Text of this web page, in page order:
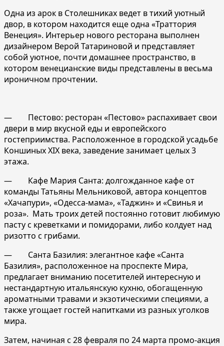
Одна из арок в Столешниках ведет в тихий уютный
двор, в котором находится еще одна «Траттория
Венеция». Интерьер нового ресторана выполнен
дизайнером Верой Татариновой и представляет
собой уютное, почти домашнее пространство, в
котором венецианские виды представлены в весьма
ироничном прочтении.
— Пестово: ресторан «Пестово» распахивает свои
двери в мир вкусной еды и европейского
гостеприимства. Расположенное в городской усадьбе
Коншиных XIX века, заведение занимает целых 3
этажа.
— Кафе Мария Санта: долгожданное кафе от
команды Татьяны Мельниковой, автора концептов
«Хачапури», «Одесса-мама», «Таджин» и «Свинья и
роза». Мать троих детей постоянно готовит любимую
пасту с креветками и помидорами, либо колдует над
ризотто с грибами.
— Санта Базилия: элегантное кафе «Санта
Базилия», расположенное на проспекте Мира,
предлагает вниманию посетителей интересную и
нестандартную итальянскую кухню, обогащенную
ароматными травами и экзотическими специями, а
также угощает гостей напитками из разных уголков
мира.
Затем, начиная с 28 февраля по 24 марта промо-акция